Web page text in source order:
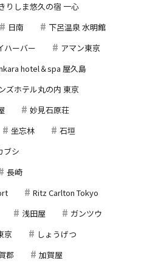
りしま悠久の宿 一心
日南
下呂温泉 水明館
ハーバー
アマン東京
hotel＆spa 屋久島
ズホテル丸の内 東京
妙見石原荘
坐忘林
石垣
ブシ
長崎
Ritz Carlton Tokyo
浅田屋
ガンツウ
京
しょうげつ
郡
加賀屋